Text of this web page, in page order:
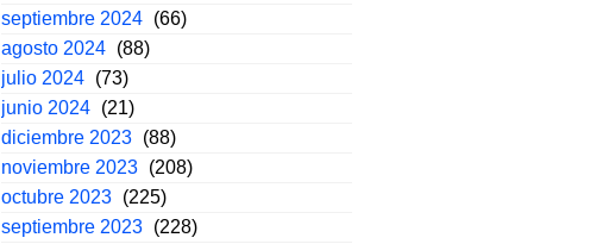
septiembre 2024 (66)
agosto 2024 (88)
julio 2024 (73)
junio 2024 (21)
diciembre 2023 (88)
noviembre 2023 (208)
octubre 2023 (225)
septiembre 2023 (228)